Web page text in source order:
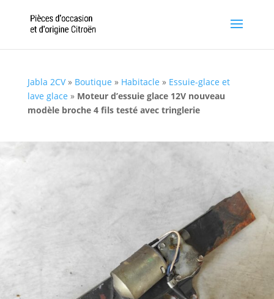
Jabla 2CV» Boutique » Habitacle » Essuie-glace et
lave glace » Moteur d’essuie glace 12V nouveau
modèle broche 4 fils testé avec tringlerie